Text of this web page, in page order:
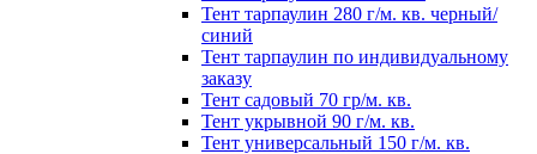
Тент тарпаулин 280 г/м. кв. черный/
синий
Тент тарпаулин по индивидуальному
заказу
Тент садовый 70 гр/м. кв.
Тент укрывной 90 г/м. кв.
Тент универсальный 150 г/м. кв.